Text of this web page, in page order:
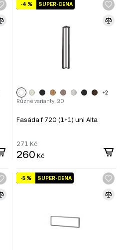
SUPER-CENA
-4 %
+2
Různé varianty: 30
Fasáda f 720 (1+1) uni Alta
271 Kč
260 Kč
SUPER-CENA
-5 %